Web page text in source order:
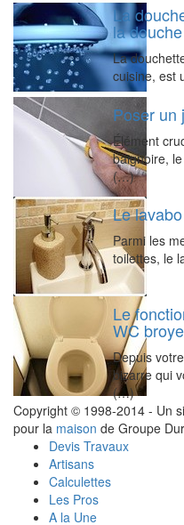
La
la douche
La
cuisine, est
Poser un
Élément
baignoire,
(…)
Le
Parmi les
toilettes, le
Le
WC
Depuis
bizarre qui
(…)
Copyright © 1998-2014 - Un
pour la maison de Groupe
Devis Travaux
Artisans
Calculettes
Les Pros
A la Une